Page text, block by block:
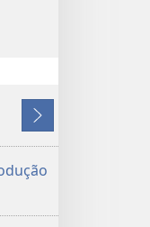
Próximo